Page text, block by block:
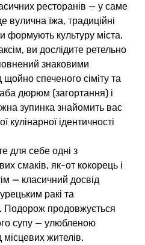
ресторанів — у саме
вулична їжа, традиційні
формують культуру міста.
ви дослідите ретельно
знаковими
спеченого сімiту та
дюрюм (загортання) і
зупинка знайомить вас
кулінарної ідентичності
для себе одні з
смаків, як-от кокорець і
— класичний досвід
ракі та
Подорож продовжується
супу — улюбленою
жителів.